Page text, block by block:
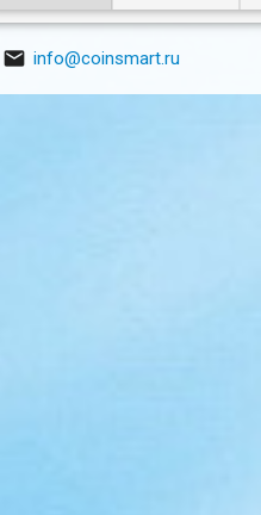
 info@coinsmart.ru